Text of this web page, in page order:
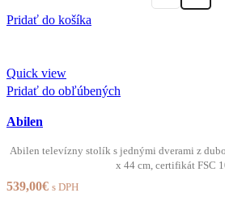
Pridať do košíka
Quick view
Pridať do obľúbených
Abilen
Abilen televízny stolík s jednými dverami z
x 44 cm, certifikát FSC
539,00€ s DPH